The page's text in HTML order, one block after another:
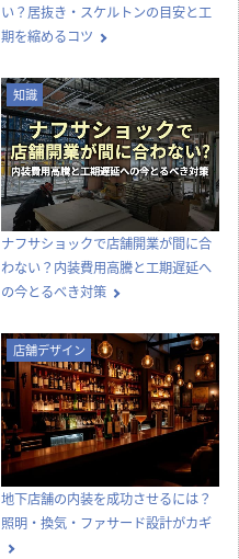
い？居抜き・スケルトンの目安と工
期を縮めるコツ
知識
ナフサショックで店舗開業が間に合
わない？内装費用高騰と工期遅延へ
の今とるべき対策
店舗デザイン
地下店舗の内装を成功させるには？
照明・換気・ファサード設計がカギ